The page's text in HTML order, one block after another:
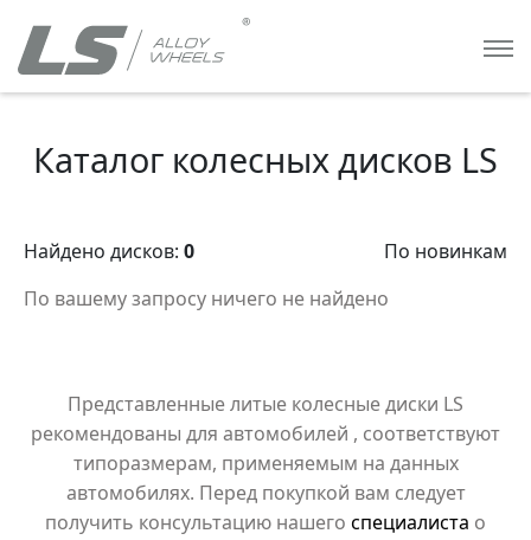
Каталог колесных дисков LS
Найдено дисков: 0
По новинкам
По вашему запросу ничего не найдено
Представленные литые колесные диски LS
рекомендованы для автомобилей , соответствуют
типоразмерам, применяемым на данных
автомобилях. Перед покупкой вам следует
получить консультацию нашего специалиста о